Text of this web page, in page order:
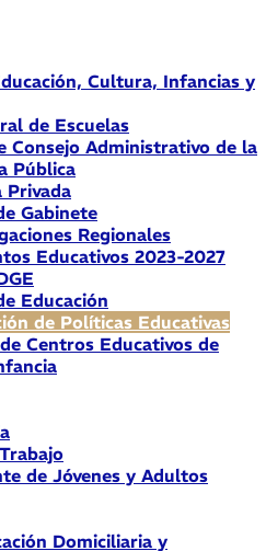
Cultura, Infancias y
de Escuelas
Consejo Administrativo de la
Pública
Privada
Gabinete
Regionales
Educativos 2023-2027
Educación
de Políticas Educativas
Centros Educativos de
de Jóvenes y Adultos
Domiciliaria y